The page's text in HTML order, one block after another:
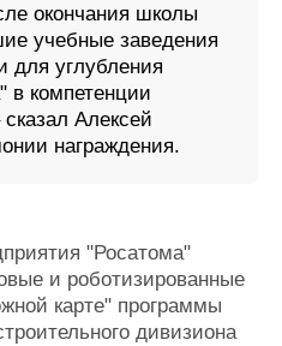
окончания школы
учебные заведения
для углубления
в компетенции
Алексей
награждения.
"Росатома"
и роботизированные
карте" программы
дивизиона